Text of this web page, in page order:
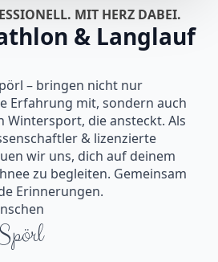
MIT HERZ DABEI.
& Langlauf
– bringen nicht nur
Erfahrung mit, sondern auch
Wintersport, die ansteckt. Als
& lizenzierte
wir uns, dich auf deinem
zu begleiten. Gemeinsam
Erinnerungen.